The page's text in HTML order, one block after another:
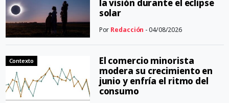
la visión durante el eclipse
solar
Por Redacción - 04/08/2026
Contexto
El comercio minorista
modera su crecimiento en
junio y enfría el ritmo del
consumo